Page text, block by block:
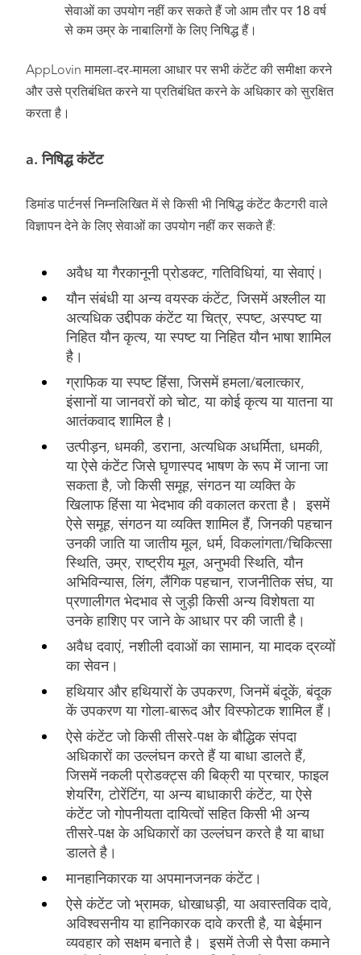
सेवाओं का उपयोग नहीं कर सकते हैं जो आम तौर पर 18 वर्ष
से कम उम्र के नाबालिगों के लिए निषिद्ध हैं।
AppLovin मामला-दर-मामला आधार पर सभी कंटेंट की समीक्षा करने
और उसे प्रतिबंधित करने या प्रतिबंधित करने के अधिकार को सुरक्षित
करता है।
a. निषिद्ध कंटेंट
डिमांड पार्टनर्स निम्नलिखित में से किसी भी निषिद्ध कंटेंट कैटगरी वाले
विज्ञापन देने के लिए सेवाओं का उपयोग नहीं कर सकते हैं:
अवैध या गैरकानूनी प्रोडक्ट, गतिविधियां, या सेवाएं।
यौन संबंधी या अन्य वयस्क कंटेंट, जिसमें अश्लील या
अत्यधिक उद्दीपक कंटेंट या चित्र, स्पष्ट, अस्पष्ट या
निहित यौन कृत्य, या स्पष्ट या निहित यौन भाषा शामिल
है।
ग्राफिक या स्पष्ट हिंसा, जिसमें हमला/बलात्कार,
इंसानों या जानवरों को चोट, या कोई कृत्य या यातना या
आतंकवाद शामिल है।
उत्पीड़न, धमकी, डराना, अत्यधिक अधर्मिता, धमकी,
या ऐसे कंटेंट जिसे घृणास्पद भाषण के रूप में जाना जा
सकता है, जो किसी समूह, संगठन या व्यक्ति के
खिलाफ हिंसा या भेदभाव की वकालत करता है। इसमें
ऐसे समूह, संगठन या व्यक्ति शामिल हैं, जिनकी पहचान
उनकी जाति या जातीय मूल, धर्म, विकलांगता/चिकित्सा
स्थिति, उम्र, राष्ट्रीय मूल, अनुभवी स्थिति, यौन
अभिविन्यास, लिंग, लैंगिक पहचान, राजनीतिक संघ, या
प्रणालीगत भेदभाव से जुड़ी किसी अन्य विशेषता या
उनके हाशिए पर जाने के आधार पर की जाती है।
अवैध दवाएं, नशीली दवाओं का सामान, या मादक द्रव्यों
का सेवन।
हथियार और हथियारों के उपकरण, जिनमें बंदूकें, बंदूक
कें उपकरण या गोला-बारूद और विस्फोटक शामिल हैं।
ऐसे कंटेंट जो किसी तीसरे-पक्ष के बौद्धिक संपदा
अधिकारों का उल्लंघन करते हैं या बाधा डालते हैं,
जिसमें नकली प्रोडक्ट्स की बिक्री या प्रचार, फाइल
शेयरिंग, टोरेंटिंग, या अन्य बाधाकारी कंटेंट, या ऐसे
कंटेंट जो गोपनीयता दायित्वों सहित किसी भी अन्य
तीसरे-पक्ष के अधिकारों का उल्लंघन करते है या बाधा
डालते है।
मानहानिकारक या अपमानजनक कंटेंट।
ऐसे कंटेंट जो भ्रामक, धोखाधड़ी, या अवास्तविक दावे,
अविश्वसनीय या हानिकारक दावे करती है, या बेईमान
व्यवहार को सक्षम बनाते है। इसमें तेजी से पैसा कमाने